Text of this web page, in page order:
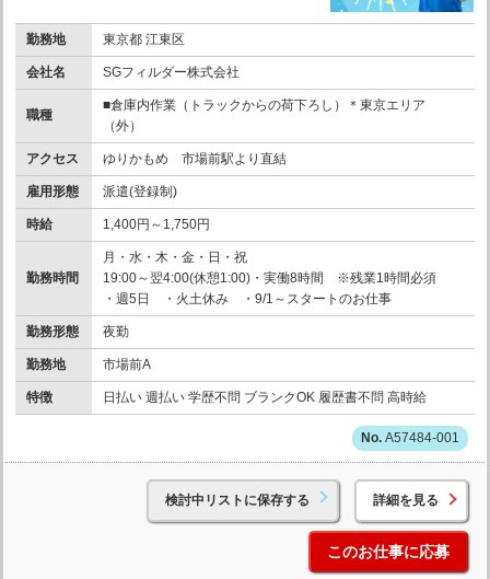
勤務地 東京都 江東区
会社名 SGフィルダー株式会社
職種
■倉庫内作業（トラックからの荷下ろし）＊東京エリア
（外）
アクセス ゆりかもめ 市場前駅より直結
雇用形態 派遣(登録制)
時給 1,400円～1,750円
勤務時間
月・水・木・金・日・祝
19:00～翌4:00(休憩1:00)・実働8時間 ※残業1時間必須
・週5日 ・火土休み ・9/1～スタートのお仕事
勤務形態 夜勤
勤務地 市場前A
特徴 日払い 週払い 学歴不問 ブランクOK 履歴書不問 高時給
A57484-001
検討中リストに保存する 詳細を見る
このお仕事に応募